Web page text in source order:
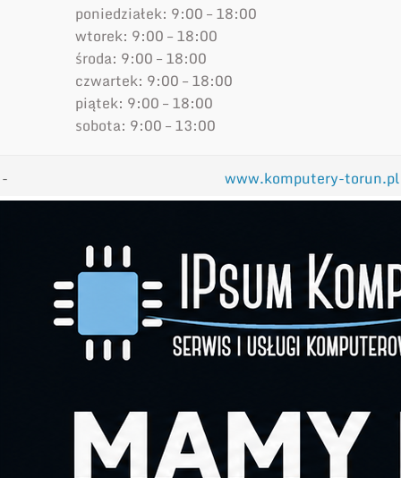
poniedziałek: 9:00 – 18:00
wtorek: 9:00 – 18:00
środa: 9:00 – 18:00
czwartek: 9:00 – 18:00
piątek: 9:00 – 18:00
sobota: 9:00 – 13:00
- www.komputery-torun.pl